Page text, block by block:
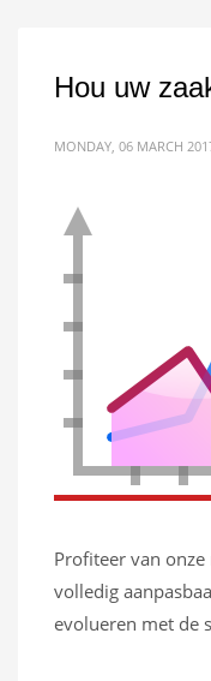
Hou uw
MONDAY, 06 MARCH
Profiteer van
volledig
evolueren met de